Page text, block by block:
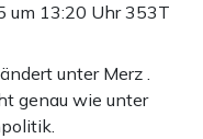
um 13:20 Uhr353T
unter Merz .
genau wie unter